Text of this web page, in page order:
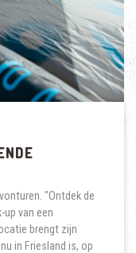
"Ontdek de
up van een
brengt zijn
in Friesland is, op